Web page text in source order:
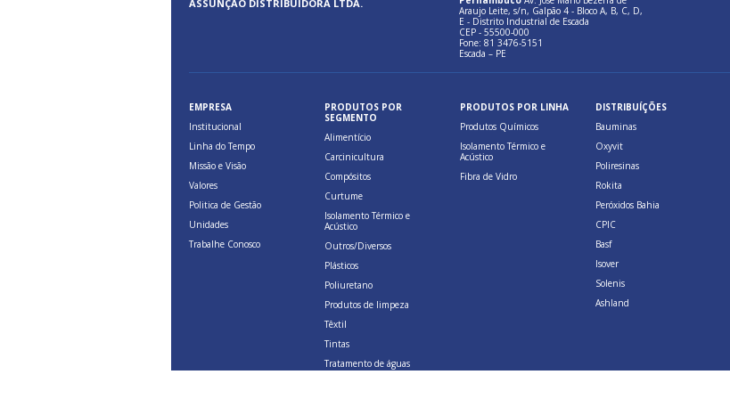
ASSUNÇÃO DISTRIBUIDORA LTDA.
Araujo Leite, s/n, Galpão 4 - Bloco A, B, C, D,
E - Distrito Industrial de Escada
CEP - 55500-000
Fone: 81 3476-5151
Escada – PE
EMPRESA
Institucional
Linha do Tempo
Missão e Visão
Valores
Politica de Gestão
Unidades
Trabalhe Conosco
PRODUTOS POR
SEGMENTO
Alimentício
Carcinicultura
Compósitos
Curtume
Isolamento Térmico e
Acústico
Outros/Diversos
Plásticos
Poliuretano
Produtos de limpeza
Têxtil
Tintas
Tratamento de águas
PRODUTOS POR LINHA
Produtos Químicos
Isolamento Térmico e
Acústico
Fibra de Vidro
DISTRIBUÍÇÕES
Bauminas
Oxyvit
Poliresinas
Rokita
Peróxidos Bahia
CPIC
Basf
Isover
Solenis
Ashland